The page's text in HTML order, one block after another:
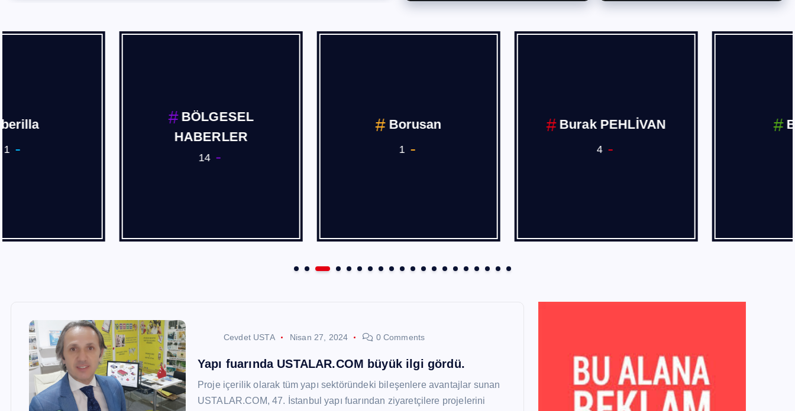
Burak PEHLİVAN
Cevdet USTA Nisan 27, 2024 0 Comments
Yapı fuarında USTALAR.COM büyük ilgi gördü.
Proje içerilik olarak tüm yapı sektöründeki bileşenlere avantajlar sunan
USTALAR.COM, 47. İstanbul yapı fuarından ziyaretçilere projelerini